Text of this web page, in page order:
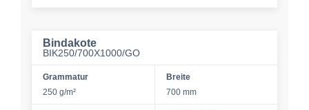
Bindakote
BIK250/700X1000/GO
Grammatur
250 g/m²
Breite
700 mm